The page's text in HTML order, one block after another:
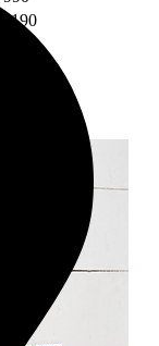
1190